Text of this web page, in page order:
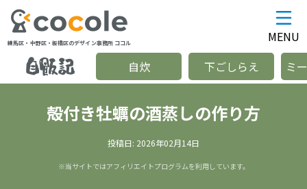
練馬区・中野区・板橋区のデザイン事務所 ココル
MENU
自炊
下ごしらえ ミ
殻付き牡蠣の酒蒸しの作り方
投稿日: 2026年02月14日
※当サイトではアフィリエイトプログラムを利用しています。